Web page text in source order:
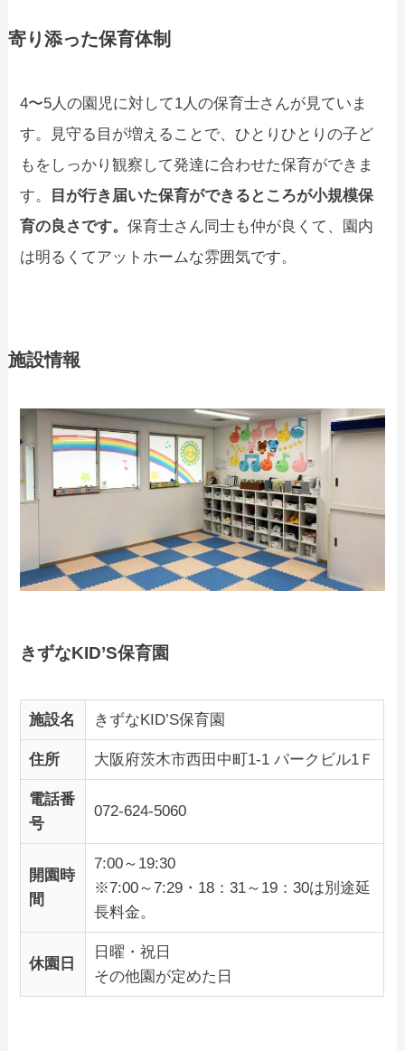
寄り添った保育体制
4〜5人の園児に対して1人の保育士さんが見ていま
す。見守る目が増えることで、ひとりひとりの子ど
もをしっかり観察して発達に合わせた保育ができま
す。
目が行き届いた保育ができるところが小規模保
育の良さです。保育士さん同士も仲が良くて、園内
は明るくてアットホームな雰囲気です。
施設情報
きずなKID’S保育園
施設名 きずなKID’S保育園
住所 大阪府茨木市西田中町1-1 パークビル1Ｆ
電話番
号
072-624-5060
開園時
間
7:00～19:30
※7:00～7:29・18：31～19：30は別途延
長料金。
休園日
日曜・祝日
その他園が定めた日